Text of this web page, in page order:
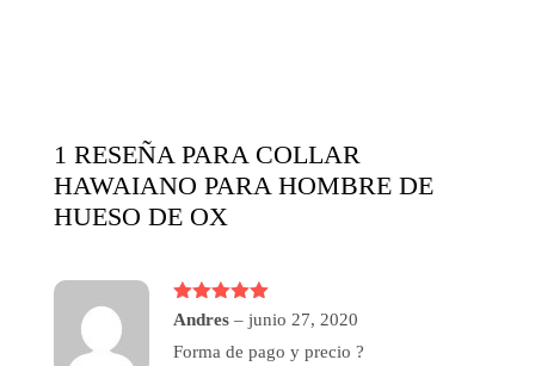
1 RESEÑA PARA COLLAR
HAWAIANO PARA HOMBRE DE
HUESO DE OX
Valorado
de 5
Andres – junio 27, 2020
Forma de pago y precio ?